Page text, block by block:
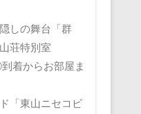
しの舞台「群
荘特別室
着からお部屋ま
「東山ニセコビ